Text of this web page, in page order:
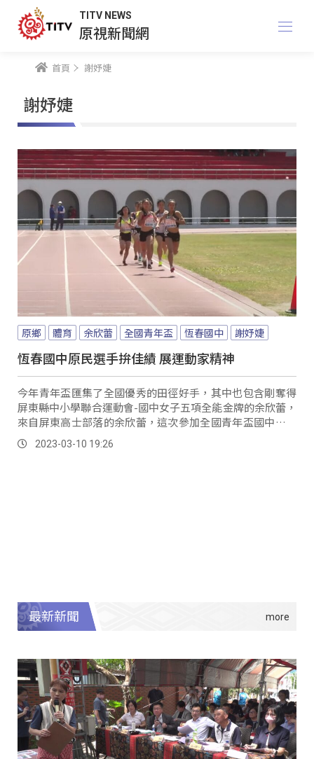
TITV NEWS
原視新聞網
首頁 謝妤婕
謝妤婕
原鄉 體育 余欣蕾 全國青年盃 恆春國中 謝妤婕
恆春國中原民選手拚佳績 展運動家精神
今年青年盃匯集了全國優秀的田徑好手，其中也包含剛奪得
屏東縣中小學聯合運動會-國中女子五項全能金牌的余欣蕾，
來自屏東高士部落的余欣蕾，這次參加全國青年盃國中女子
全能項目，在8百公尺的競賽當中，以2分38秒排名第二。
2023-03-10 19:26
最新新聞